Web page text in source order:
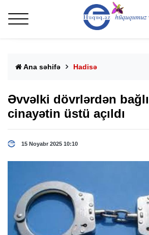
Ana səhifə Hadisə
Əvvəlki dövrlərdən
cinayətin üstü açıldı
15 Noyabr 2025 10:10